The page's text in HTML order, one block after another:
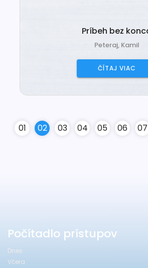
Príbeh bez konca
Peteraj, Kamil
ČÍTAJ VIAC
01 02 03 04 05 06 07
Počítadlo prístupov
Dnes
Včera